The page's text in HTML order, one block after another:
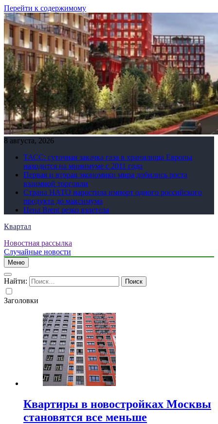
Перейти к содержимому
8 августа, 2026
ТАСС: суточная закачка газа в хранилища Европы
находится на минимуме с 2011 года
Первая и вторая экономики мира добились роста
взаимной торговли
Страна НАТО нарастила импорт одного российского
продукта до максимума
Цена Brent резко взлетела
Квартал
Новостная рассылка
Случайные новости
Меню
Найти:
Заголовки
Квартиры в новостройках Москвы
становятся все меньше